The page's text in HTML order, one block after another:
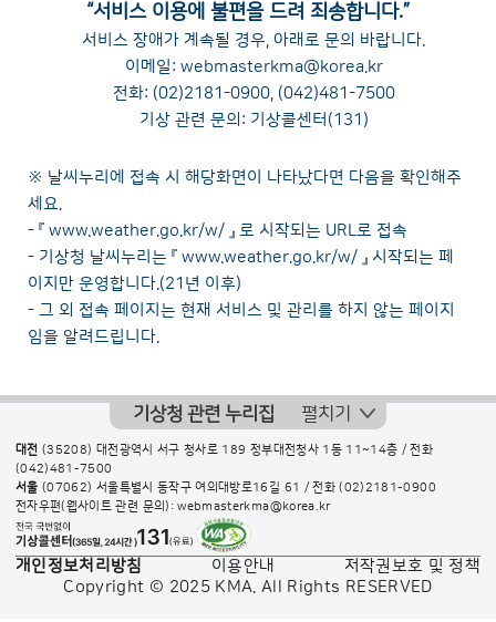
“서비스 이용에 불편을 드려 죄송합니다.”
서비스 장애가 계속될 경우, 아래로 문의 바랍니다.
이메일: webmasterkma@korea.kr
전화: (02)2181-0900, (042)481-7500
기상 관련 문의: 기상콜센터(131)
※ 날씨누리에 접속 시 해당화면이 나타났다면 다음을 확인해주
세요.
- 『 www.weather.go.kr/w/ 』 로 시작되는 URL로 접속
- 기상청 날씨누리는 『 www.weather.go.kr/w/ 』 시작되는 페
이지만 운영합니다.(21년 이후)
- 그 외 접속 페이지는 현재 서비스 및 관리를 하지 않는 페이지
임을 알려드립니다.
기상청 관련 누리집 펼치기
대전 (35208) 대전광역시 서구 청사로 189 정부대전청사 1동 11~14층 / 전화
(042)481-7500
서울 (07062) 서울특별시 동작구 여의대방로16길 61 / 전화(02)2181-0900
전자우편(웹사이트 관련 문의): webmasterkma@korea.kr
개인정보처리방침 이용안내
저작권보호 및 정책
Copyright © 2025 KMA. All Rights RESERVED